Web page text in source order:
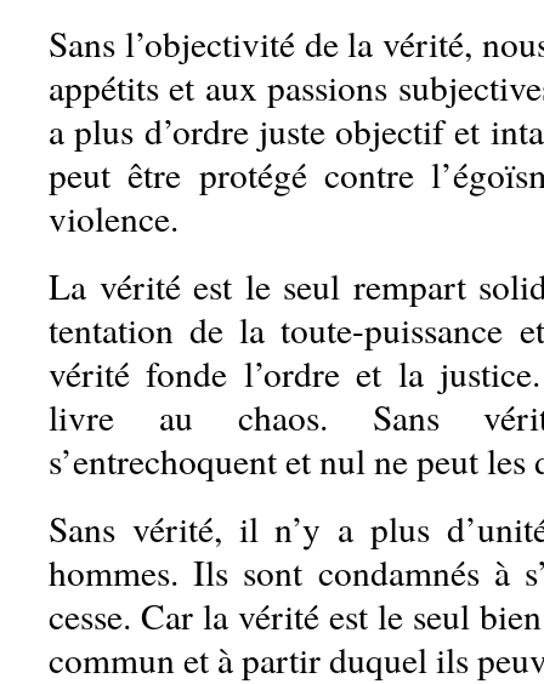
Sans l’objectivité de la vérité,
appétits et aux passions
a plus d’ordre juste objectif et
peut être protégé contre
violence.
La vérité est le seul rempart
tentation de la toute-puissance
vérité fonde l’ordre et la
livre au chaos. Sans
s’entrechoquent et nul ne peut les
Sans vérité, il n’y a plus
hommes. Ils sont condamnés à
cesse. Car la vérité est le seul
commun et à partir duquel ils